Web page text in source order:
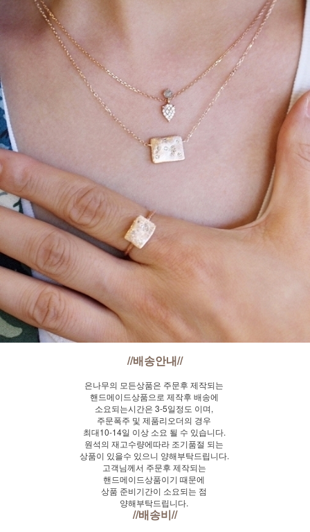
//배송안내//
은나무의 모든상품은 주문후 제작되는
핸드메이드상품으로 제작후 배송에
소요되는시간은 3-5일정도 이며,
주문폭주 및 제품리오더의 경우
최대10-14일 이상 소요 될 수 있습니다.
원석의 재고수량에따라 조기품절 되는
상품이 있을수 있으니 양해부탁드립니다.
고객님께서 주문후 제작되는
핸드메이드상품이기 때문에
상품 준비기간이 소요되는 점
양해부탁드립니다.
//배송비//